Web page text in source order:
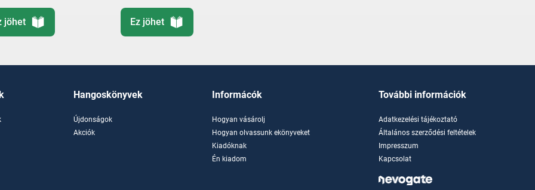
jöhet Ez jöhet
Hangoskönyvek
Újdonságok
Akciók
Informácók
Hogyan vásárolj
Hogyan olvassunk ekönyveket
Kiadóknak
Én kiadom
További információk
Adatkezelési tájékoztató
Általános szerződési feltételek
Impresszum
Kapcsolat